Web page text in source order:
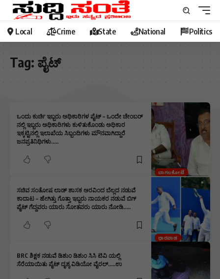
Local Crime State National Politics
Tag: ಪೈಟ್
ಬಾಗಲಕೋಟೆ
ಒಂದು ಕುರ್ಚಿ ಇಬ್ಬರು ಅಧಿಕಾರಿಗಳ ಪೈಟ್ – ಒಂದೇ ಚೇಂಬರ್
ನಲ್ಲಿ ಇಬ್ಬರು ಅಧಿಕಾರಿಗಳು ಕುಳಿತುಕೊಂಡು ಅಧಿಕಾರ
ಇಕ್ಕಟ್ಟಿನಲ್ಲಿ ಇಲಾಖೆಯ ಸಿಬ್ಬಂದಿಗಳು ಮೌನವಾಗಿದ್ದಾರೆ
ಜನಪ್ರತಿನಿಧಿಗಳು…..
ಧಾರವಾಡ
ಸಚಿವ ಸಂತೋಷ ಲಾಡ್ ಶಾಸಕ ಅರವಿಂದ ಬೆಲ್ಲದ ನಡುವೆ
ಕಾದಾಟ – ಹೇಗಿತ್ತು ಗೊತ್ತಾ ಇಬ್ಬರು ನಾಯಕರ ನಡುವೆ ಬಿಗ್
ಪೈಟ್ ಗೆದ್ದವರು ಯಾರು ಸೋತವರು ಯಾರು ನೋಡಿ…..
BRC ಶಿಕ್ಷಕ ನಡುವೆ ಡಿಶುಂ ಡಿಶುಂ ಸಿಸಿ ಟಿವಿ ಯಲ್ಲಿ
ಸೆರೆಯಾಯಿತು ಪೈಟ್ ದೃಶ್ಯ ವಿಡಿಯೋ ವೈರಲ್…..ಉ